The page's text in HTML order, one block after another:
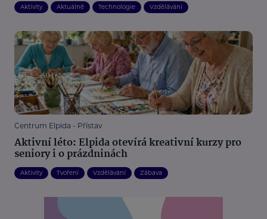
Aktivity Aktuálně Technologie Vzdělávání
Centrum Elpida - Přístav
Aktivní léto: Elpida otevírá kreativní kurzy pro
seniory i o prázdninách
Aktivity Tvoření Vzdělávání Zábava